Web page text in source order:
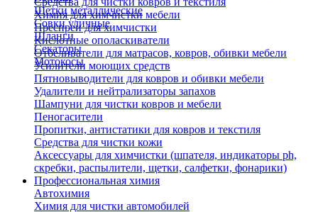
Щетки металлические
Совки уличные
Шланги
Секаторы
Мотокосы
Химия для химчистки мебели
Преспреи для химчистки
Кислотные ополаскиватели
Отбеливатели для матрасов, ковров, обивки мебели
Усилители моющих средств
Пятновыводители для ковров и обивки мебели
Удалители и нейтрализаторы запахов
Шампуни для чистки ковров и мебели
Пеногасители
Пропитки, антистатики для ковров и текстиля
Средства для чистки кожи
Аксессуары для химчистки (шпателя, индикаторы ph,
скребки, распылители, щетки, салфетки, фонарики)
Профессиональная химия
Автохимия
Химия для чистки автомобилей